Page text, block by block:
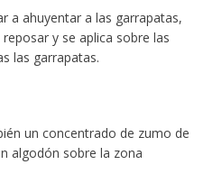
a ahuyentar a las garrapatas,
y se aplica sobre las
las garrapatas.
un concentrado de zumo de
algodón sobre la zona